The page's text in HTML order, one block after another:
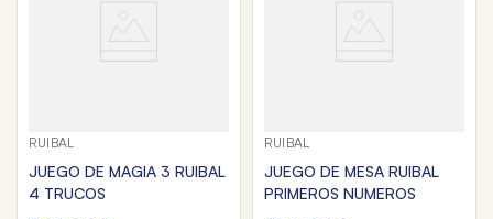
RUIBAL
JUEGO DE MAGIA 3 RUIBAL
4 TRUCOS
RUIBAL
JUEGO DE MESA RUIBAL
PRIMEROS NUMEROS